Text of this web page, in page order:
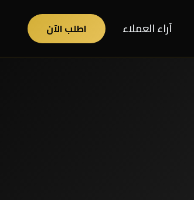
آراء العملاء اطلب الآن